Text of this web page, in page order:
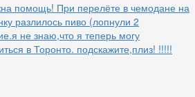
помощь! При перелёте в чемодане на
разлилось пиво (лопнули 2
не знаю,что я теперь могу
в Торонто. подскажите,плиз! !!!!!